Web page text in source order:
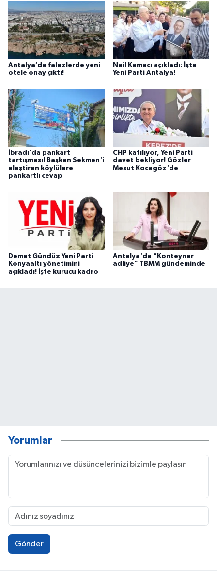
Antalya’da falezlerde yeni
otele onay çıktı!
Nail Kamacı açıkladı: İşte
Yeni Parti Antalya!
İbradı'da pankart
tartışması! Başkan Sekmen'i
eleştiren köylülere
pankartlı cevap
CHP katılıyor, Yeni Parti
davet bekliyor! Gözler
Mesut Kocagöz'de
Demet Gündüz Yeni Parti
Konyaaltı yönetimini
açıkladı! İşte kurucu kadro
Antalya'da “Konteyner
adliye” TBMM gündeminde
Yorumlar
Gönder